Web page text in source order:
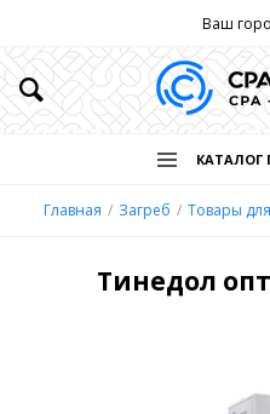
Ваш
КАТАЛОГ
Главная Загреб Товары
Тинедол